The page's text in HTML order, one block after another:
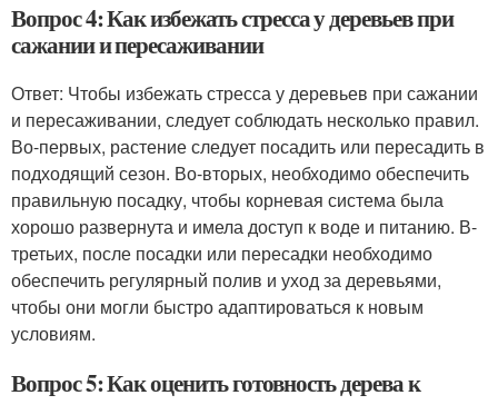
Вопрос 4: Как избежать стресса у деревьев при
сажании и пересаживании
Ответ: Чтобы избежать стресса у деревьев при сажании
и пересаживании, следует соблюдать несколько правил.
Во-первых, растение следует посадить или пересадить в
подходящий сезон. Во-вторых, необходимо обеспечить
правильную посадку, чтобы корневая система была
хорошо развернута и имела доступ к воде и питанию. В-
третьих, после посадки или пересадки необходимо
обеспечить регулярный полив и уход за деревьями,
чтобы они могли быстро адаптироваться к новым
условиям.
Вопрос 5: Как оценить готовность дерева к